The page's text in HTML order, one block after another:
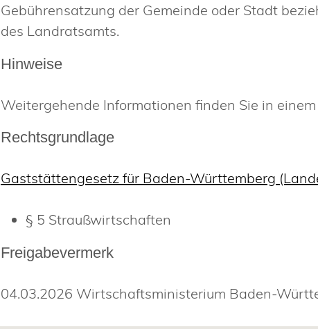
Gebührensatzung der Gemeinde oder Stadt
des Landratsamts.
Hinweise
Weitergehende Informationen finden Sie in einem
Rechtsgrundlage
Gaststättengesetz für Baden-Württemberg
§ 5 Straußwirtschaften
Freigabevermerk
04.03.2026 Wirtschaftsministerium Baden-